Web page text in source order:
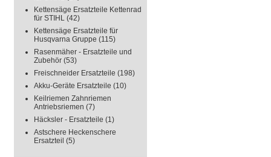
Kettensäge Ersatzteile Kettenrad
für STIHL (42)
Kettensäge Ersatzteile für
Husqvarna Gruppe (115)
Rasenmäher - Ersatzteile und
Zubehör (53)
Freischneider Ersatzteile (198)
Akku-Geräte Ersatzteile (10)
Keilriemen Zahnriemen
Antriebsriemen (7)
Häcksler - Ersatzteile (1)
Astschere Heckenschere
Ersatzteil (5)